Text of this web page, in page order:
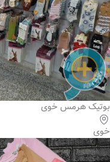
بوتیک هرمس خوی
خوی